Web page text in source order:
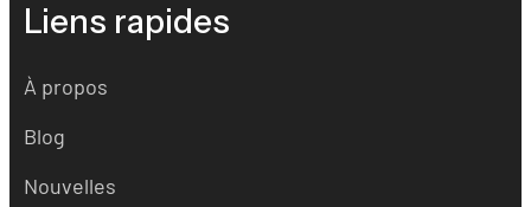
Liens rapides
À propos
Blog
Nouvelles